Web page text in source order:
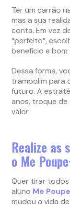
Ter um carrão
mas a sua
conta. Em vez
“perfeito”,
benefício e bom
Dessa forma,
trampolim para
futuro. A
anos, troque de
valor.
Realize as
o Me
Quer tirar todos
aluno Me
mudou a vida